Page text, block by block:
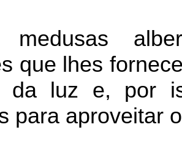
medusas
que lhes
da luz e, por
para aproveitar